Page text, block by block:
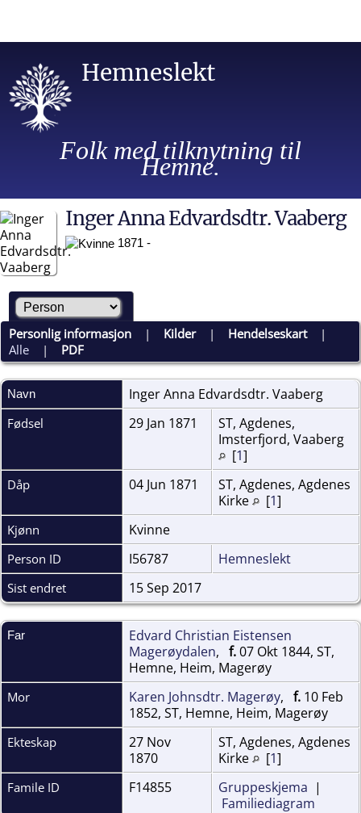
Hemneslekt
Folk med tilknytning til
Hemne.
Inger Anna Edvardsdtr. Vaaberg
1871 -
Personlig informasjon | Kilder| Hendelseskart|
Alle | PDF
Navn Inger Anna Edvardsdtr. Vaaberg
Fødsel 29 Jan 1871
ST, Agdenes,
Imsterfjord, Vaaberg
[1]
Dåp 04 Jun 1871
ST, Agdenes, Agdenes
Kirke
[1]
Kjønn Kvinne
Person ID I56787 Hemneslekt
Sist endret 15 Sep 2017
Far
Edvard Christian Eistensen
Magerøydalen, f.07 Okt 1844, ST,
Hemne, Heim, Magerøy
Mor Karen Johnsdtr. Magerøy, f. 10 Feb
1852, ST, Hemne, Heim, Magerøy
Ekteskap
27 Nov
1870
ST, Agdenes, Agdenes
Kirke
[1]
Famile ID F14855 Gruppeskjema |
Familiediagram